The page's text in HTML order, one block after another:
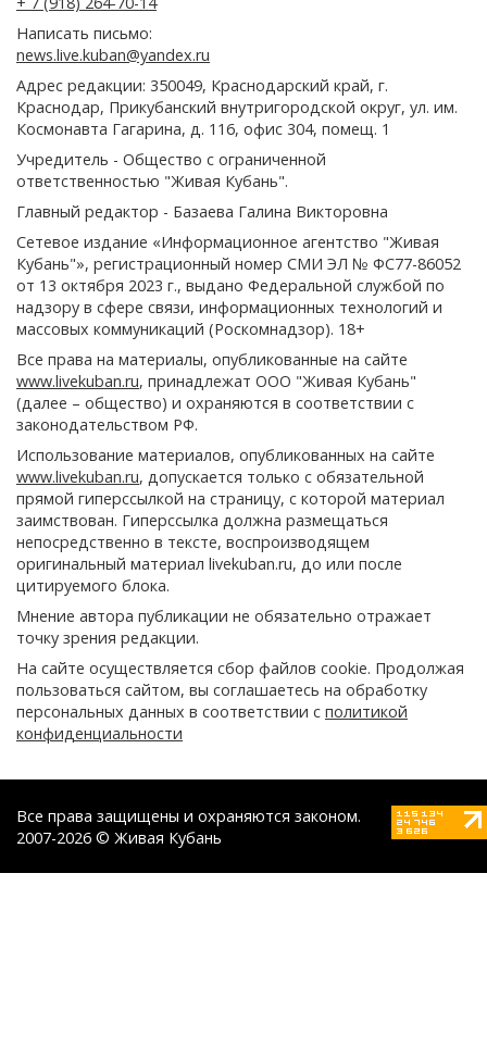
Написать письмо:
news.live.kuban@yandex.ru
Адрес редакции: 350049, Краснодарский край, г.
Краснодар, Прикубанский внутригородской округ, ул. им.
Космонавта Гагарина, д. 116, офис 304, помещ. 1
Учредитель - Общество с ограниченной
ответственностью "Живая Кубань".
Главный редактор - Базаева Галина Викторовна
Сетевое издание «Информационное агентство "Живая
Кубань"», регистрационный номер СМИ ЭЛ № ФС77-86052
от 13 октября 2023 г., выдано Федеральной службой по
надзору в сфере связи, информационных технологий и
массовых коммуникаций (Роскомнадзор). 18+
Все права на материалы, опубликованные на сайте
www.livekuban.ru, принадлежат ООО "Живая Кубань"
(далее – общество) и охраняются в соответствии с
законодательством РФ.
Использование материалов, опубликованных на сайте
www.livekuban.ru, допускается только с обязательной
прямой гиперссылкой на страницу, с которой материал
заимствован. Гиперссылка должна размещаться
непосредственно в тексте, воспроизводящем
оригинальный материал livekuban.ru, до или после
цитируемого блока.
Мнение автора публикации не обязательно отражает
точку зрения редакции.
На сайте осуществляется сбор файлов cookie. Продолжая
пользоваться сайтом, вы соглашаетесь на обработку
персональных данных в соответствии с политикой
конфиденциальности
Все права защищены и охраняются законом.
2007-2026 © Живая Кубань